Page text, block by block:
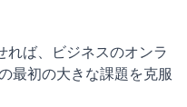
ば、ビジネスのオンラ
最初の大きな課題を克服